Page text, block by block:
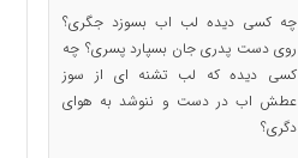
چه کسی دیده لب اب بسوزد جگری؟
روی دست پدری جان بسپارد پسری؟ چه
کسی دیده که لب تشنه ای از سوز
عطش اب در دست و ننوشد به هوای
دگری؟